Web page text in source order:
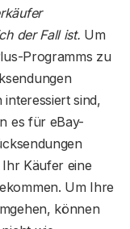
der Fall ist. Um
Programms zu
sind,
es für eBay-
Käufer eine
Um Ihre
können